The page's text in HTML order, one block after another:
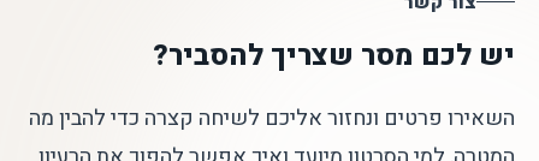
יש לכם מסר שצריך להסביר?
השאירו פרטים ונחזור אליכם לשיחה קצרה כדי להבין מה